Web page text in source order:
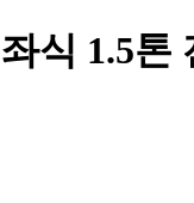
식 1.5